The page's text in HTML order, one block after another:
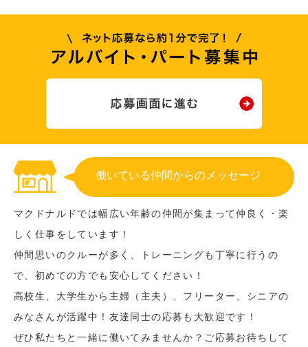
働いている仲間からのメッセージ
マクドナルドでは幅広い年齢の仲間が集まって仲良く・楽
しく仕事をしています！
仲間思いのクルーが多く、トレーニングも丁寧に行うの
で、初めての方でも安心してください！
高校生、大学生から主婦（主夫）、フリーター、シニアの
みなさんが活躍中！友達同士の応募も大歓迎です！
ぜひ私たちと一緒に働いてみませんか？ご応募お待ちして